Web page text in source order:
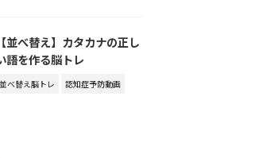
【並べ替え】カタカナの正し
語を作る脳トレ
並べ替え脳トレ 認知症予防動画